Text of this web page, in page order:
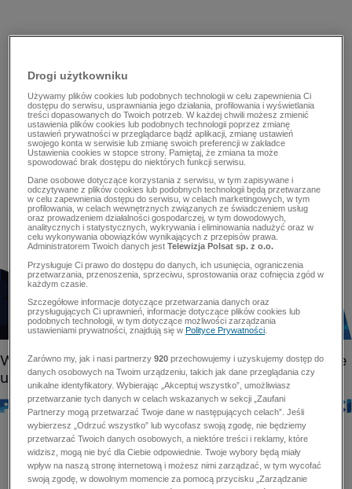
Drogi użytkowniku
Używamy plików cookies lub podobnych technologii w celu zapewnienia Ci
dostępu do serwisu, usprawniania jego działania, profilowania i wyświetlania
treści dopasowanych do Twoich potrzeb. W każdej chwili możesz zmienić
ustawienia plików cookies lub podobnych technologii poprzez zmianę
ustawień prywatności w przeglądarce bądź aplikacji, zmianę ustawień
swojego konta w serwisie lub zmianę swoich preferencji w zakładce
Ustawienia cookies w stopce strony. Pamiętaj, że zmiana ta może
spowodować brak dostępu do niektórych funkcji serwisu.
Dane osobowe dotyczące korzystania z serwisu, w tym zapisywane i
odczytywane z plików cookies lub podobnych technologii będą przetwarzane
w celu zapewnienia dostępu do serwisu, w celach marketingowych, w tym
profilowania, w celach wewnętrznych związanych ze świadczeniem usług
oraz prowadzeniem działalności gospodarczej, w tym dowodowych,
analitycznych i statystycznych, wykrywania i eliminowania nadużyć oraz w
celu wykonywania obowiązków wynikających z przepisów prawa.
Administratorem Twoich danych jestTelewizja Polsat sp. z o.o.
Przysługuje Ci prawo do dostępu do danych, ich usunięcia, ograniczenia
przetwarzania, przenoszenia, sprzeciwu, sprostowania oraz cofnięcia zgód w
każdym czasie.
Szczegółowe informacje dotyczące przetwarzania danych oraz
przysługujących Ci uprawnień, informacje dotyczące plików cookies lub
podobnych technologii, w tym dotyczące możliwości zarządzania
ustawieniami prywatności, znajdują się wPolityce Prywatności
Zarówno my, jak i nasi partnerzy920 przechowujemy i uzyskujemy dostęp do
danych osobowych na Twoim urządzeniu, takich jak dane przeglądania czy
unikalne identyfikatory. Wybierając „Akceptuj wszystko”, umożliwiasz
przetwarzanie tych danych w celach wskazanych w sekcji „Zaufani
Partnerzy mogą przetwarzać Twoje dane w następujących celach”. Jeśli
wybierzesz „Odrzuć wszystko” lub wycofasz swoją zgodę, nie będziemy
przetwarzać Twoich danych osobowych, a niektóre treści i reklamy, które
widzisz, mogą nie być dla Ciebie odpowiednie. Twoje wybory będą miały
wpływ na naszą stronę internetową i możesz nimi zarządzać, w tym wycofać
swoją zgodę, w dowolnym momencie za pomocą przycisku „Zarządzanie